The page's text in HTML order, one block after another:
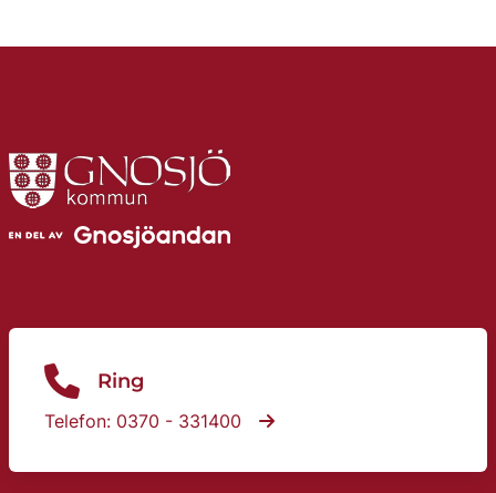
Ring
Telefon: 0370 - 331400